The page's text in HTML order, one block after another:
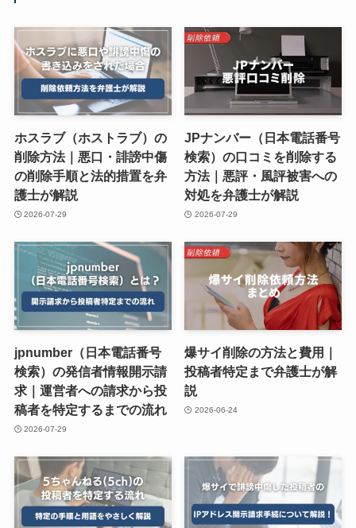
ホスラブ（ホストラブ）の
削除方法｜悪口・誹謗中傷
の削除手順と法的措置を弁
護士が解説
2026-07-29
JPナンバー（日本電話番号
検索）の口コミを削除する
方法｜悪評・風評被害への
対処を弁護士が解説
2026-07-29
jpnumber（日本電話番号
検索）の発信者情報開示請
求｜運営者への請求から投
稿者を特定するまでの流れ
2026-07-29
爆サイ削除の方法と費用｜
投稿者特定まで弁護士が解
説
2026-06-24